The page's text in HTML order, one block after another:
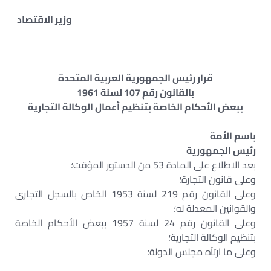
وزير الاقتصاد
قرار رئيس الجمهورية العربية المتحدة
بالقانون رقم 107 لسنة 1961
ببعض الأحكام الخاصة بتنظيم أعمال الوكالة التجارية
باسم الأمة
رئيس الجمهورية
بعد الاطلاع على المادة 53 من الدستور المؤقت؛
وعلى قانون التجارة؛
وعلى القانون رقم 219 لسنة 1953 الخاص بالسجل التجارى
والقوانين المعدلة له؛
وعلى القانون رقم 24 لسنة 1957 ببعض الأحكام الخاصة
بتنظيم الوكالة التجارية؛
وعلى ما ارتآه مجلس الدولة؛